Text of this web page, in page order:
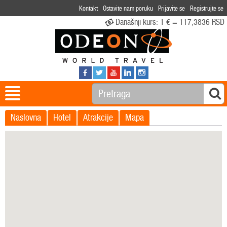
Kontakt Ostavite nam poruku Prijavite se Registrujte se
Današnji kurs: 1 € = 117,3836 RSD
Naslovna Hotel Atrakcije Mapa